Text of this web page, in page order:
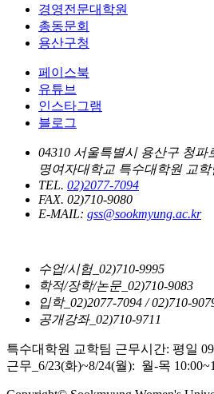
경영전문대학원
총동문회
용산구청
페이스북
유튜브
인스타그램
블로그
04310 서울특별시 용산구 청파
명여자대학교 특수대학원 교학
TEL. 02)2077-7094
FAX. 02)710-9080
E-MAIL: gss@sookmyung.ac.kr
수업/시험_02)710-9995
학적/장학/논문_02)710-9083
입학_02)2077-7094 / 02)710-
공개강좌_02)710-9711
특수대학원 교학팀 근무시간: 평일
근무_6/23(화)~8/24(월): 월-목